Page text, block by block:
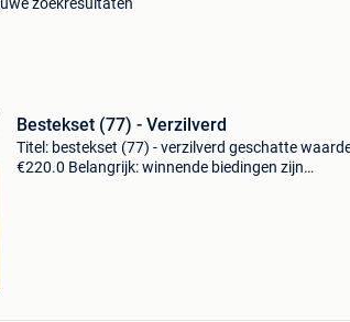
Bestekset (77) - Verzilverd
Titel: bestekset (77) - verzilverd geschatte
€220.0 Belangrijk: winnende biedingen zijn